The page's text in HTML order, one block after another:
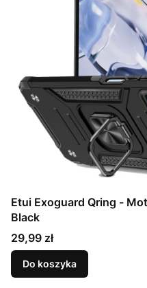
Etui Exoguard Qring -
Black
Cena
29,99 zł
Do koszyka